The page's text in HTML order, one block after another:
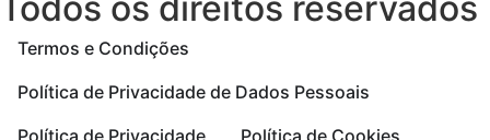
Termos e Condições
Política de Privacidade de Dados Pessoais
Política de Privacidade
Política de Cookies